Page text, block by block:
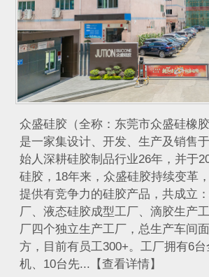
众盛硅胶（全称：东莞市众盛硅橡胶
是一家集设计、开发、生产及销售
始人深耕硅胶制品行业26年，并于
硅胶，18年来，众盛硅胶持续变革
提供有竞争力的硅胶产品，共成立
厂、液态硅胶成型工厂、滴胶生产
厂四个独立生产工厂，总生产车间
方，目前有员工300+。工厂拥有6
机、10台先...【查看详情】